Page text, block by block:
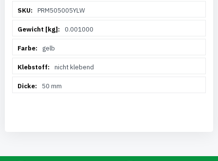
InformationenPRM505005YLW
0.001000
gelb
nicht klebend
50 mm